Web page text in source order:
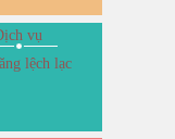
vụ
lệch lạc